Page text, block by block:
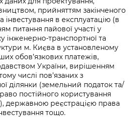
прийняттям закінченого
інвестування в експлуатацію (в
питання пайової участі у
інженерно-транспортної та
м. Києва в установленому
обов’язкових платежів,
України, вирішенням
числі пов’язаних з
ділянки (земельний податок та/
постійного користування
державною реєстрацією права
тощо.